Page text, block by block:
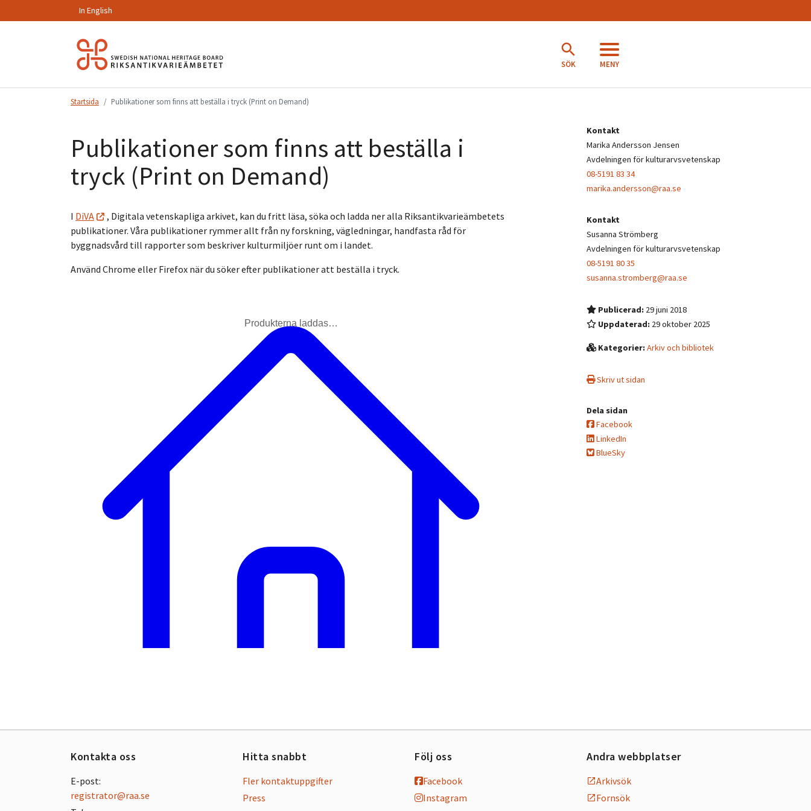
In English
SÖK MENY
Startsida Publikationer som finns att beställa i tryck (Print on Demand)
Publikationer som finns att beställa i
tryck (Print on Demand)
I DiVA
, Digitala vetenskapliga arkivet, kan du fritt läsa, söka och ladda ner alla Riksantikvarieämbetets
publikationer. Våra publikationer rymmer allt från ny forskning, vägledningar, handfasta råd för
byggnadsvård till rapporter som beskriver kulturmiljöer runt om i landet.
Använd Chrome eller Firefox när du söker efter publikationer att beställa i tryck.
Produkterna laddas…
Kontakt
Marika Andersson Jensen
Avdelningen för kulturarvsvetenskap
08-5191 83 34
marika.andersson@raa.se
Kontakt
Susanna Strömberg
Avdelningen för kulturarvsvetenskap
08-5191 80 35
susanna.stromberg@raa.se
Publicerad: 29 juni 2018
Uppdaterad: 29 oktober 2025
Kategorier:Arkiv och bibliotek
Skriv ut sidan
Dela sidan
Facebook
LinkedIn
BlueSky
Kontakta oss
E-post:
registrator@raa.se
Hitta snabbt
Fler kontaktuppgifter
Press
Följ oss
Facebook
Instagram
Andra webbplatser
Arkivsök
Fornsök